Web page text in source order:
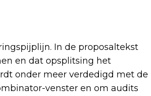
In de proposaltekst
en dat opsplitsing het
onder meer verdedigd met de
venster en om audits